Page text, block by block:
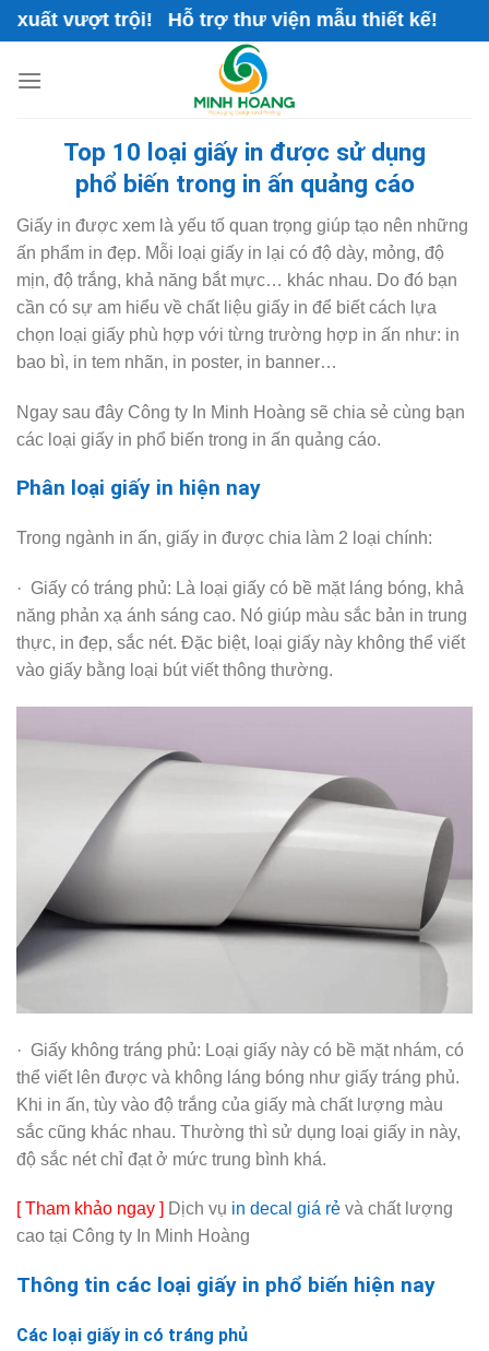
Skip
to
trội! Hỗ trợ thư viện mẫu thiết kế!
Top 10 loại giấy in được sử dụng
phổ biến trong in ấn quảng cáo
Giấy in được xem là yếu tố quan trọng giúp tạo nên những
ấn phẩm in đẹp. Mỗi loại giấy in lại có độ dày, mỏng, độ
mịn, độ trắng, khả năng bắt mực… khác nhau. Do đó bạn
cần có sự am hiểu về chất liệu giấy in để biết cách lựa
chọn loại giấy phù hợp với từng trường hợp in ấn như: in
bao bì, in tem nhãn, in poster, in banner…
Ngay sau đây Công ty In Minh Hoàng sẽ chia sẻ cùng bạn
các loại giấy in phổ biến trong in ấn quảng cáo.
Phân loại giấy in hiện nay
Trong ngành in ấn, giấy in được chia làm 2 loại chính:
· Giấy có tráng phủ: Là loại giấy có bề mặt láng bóng, khả
năng phản xạ ánh sáng cao. Nó giúp màu sắc bản in trung
thực, in đẹp, sắc nét. Đặc biệt, loại giấy này không thể viết
vào giấy bằng loại bút viết thông thường.
· Giấy không tráng phủ: Loại giấy này có bề mặt nhám, có
thể viết lên được và không láng bóng như giấy tráng phủ.
Khi in ấn, tùy vào độ trắng của giấy mà chất lượng màu
sắc cũng khác nhau. Thường thì sử dụng loại giấy in này,
độ sắc nét chỉ đạt ở mức trung bình khá.
[ Tham khảo ngay ] Dịch vụ in decal giá rẻ và chất lượng
cao tại Công ty In Minh Hoàng
Thông tin các loại giấy in phổ biến hiện nay
Các loại giấy in có tráng phủ